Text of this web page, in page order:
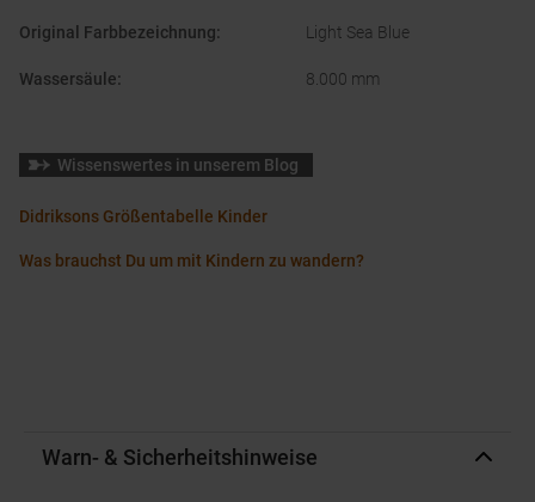
Original Farbbezeichnung: Light Sea Blue
Wassersäule: 8.000 mm
Wissenswertes in unserem Blog
Didriksons Größentabelle Kinder
Was brauchst Du um mit Kindern zu wandern?
Warn- & Sicherheitshinweise